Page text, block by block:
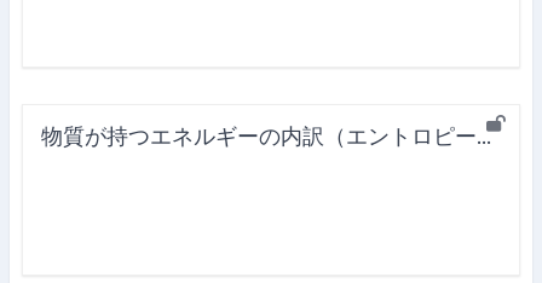
物質が持つエネルギーの内訳（エントロピーと熱力学関数）